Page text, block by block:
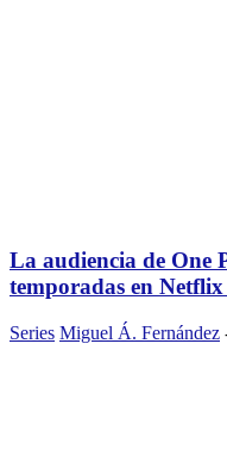
La audiencia de One
temporadas en
Series Miguel Á. Fernández